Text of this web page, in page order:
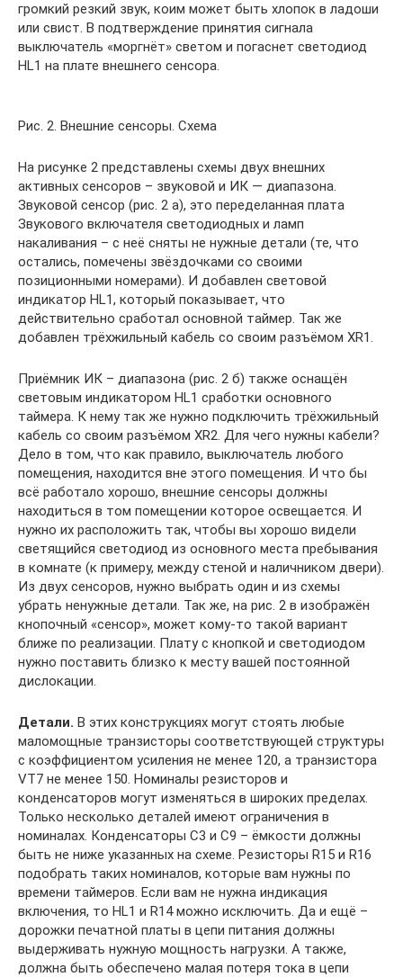
громкий резкий звук, коим может быть хлопок в ладоши
или свист. В подтверждение принятия сигнала
выключатель «моргнёт» светом и погаснет светодиод
HL1 на плате внешнего сенсора.
Рис. 2. Внешние сенсоры. Схема
На рисунке 2 представлены схемы двух внешних
активных сенсоров – звуковой и ИК — диапазона.
Звуковой сенсор (рис. 2 а), это переделанная плата
Звукового включателя светодиодных и ламп
накаливания – с неё сняты не нужные детали (те, что
остались, помечены звёздочками со своими
позиционными номерами). И добавлен световой
индикатор HL1, который показывает, что
действительно сработал основной таймер. Так же
добавлен трёхжильный кабель со своим разъёмом XR1.
Приёмник ИК – диапазона (рис. 2 б) также оснащён
световым индикатором HL1 сработки основного
таймера. К нему так же нужно подключить трёхжильный
кабель со своим разъёмом XR2. Для чего нужны кабели?
Дело в том, что как правило, выключатель любого
помещения, находится вне этого помещения. И что бы
всё работало хорошо, внешние сенсоры должны
находиться в том помещении которое освещается. И
нужно их расположить так, чтобы вы хорошо видели
светящийся светодиод из основного места пребывания
в комнате (к примеру, между стеной и наличником двери).
Из двух сенсоров, нужно выбрать один и из схемы
убрать ненужные детали. Так же, на рис. 2 в изображён
кнопочный «сенсор», может кому-то такой вариант
ближе по реализации. Плату с кнопкой и светодиодом
нужно поставить близко к месту вашей постоянной
дислокации.
Детали. В этих конструкциях могут стоять любые
маломощные транзисторы соответствующей структуры
с коэффициентом усиления не менее 120, а транзистора
VT7 не менее 150. Номиналы резисторов и
конденсаторов могут изменяться в широких пределах.
Только несколько деталей имеют ограничения в
номиналах. Конденсаторы C3 и C9 – ёмкости должны
быть не ниже указанных на схеме. Резисторы R15 и R16
подобрать таких номиналов, которые вам нужны по
времени таймеров. Если вам не нужна индикация
включения, то HL1 и R14 можно исключить. Да и ещё –
дорожки печатной платы в цепи питания должны
выдерживать нужную мощность нагрузки. А также,
должна быть обеспечено малая потеря тока в цепи